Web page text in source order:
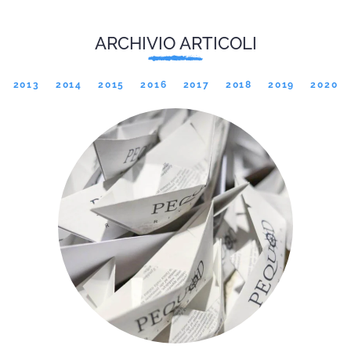
ARCHIVIO ARTICOLI
2013 2014 2015 2016 2017 2018 2019 2020